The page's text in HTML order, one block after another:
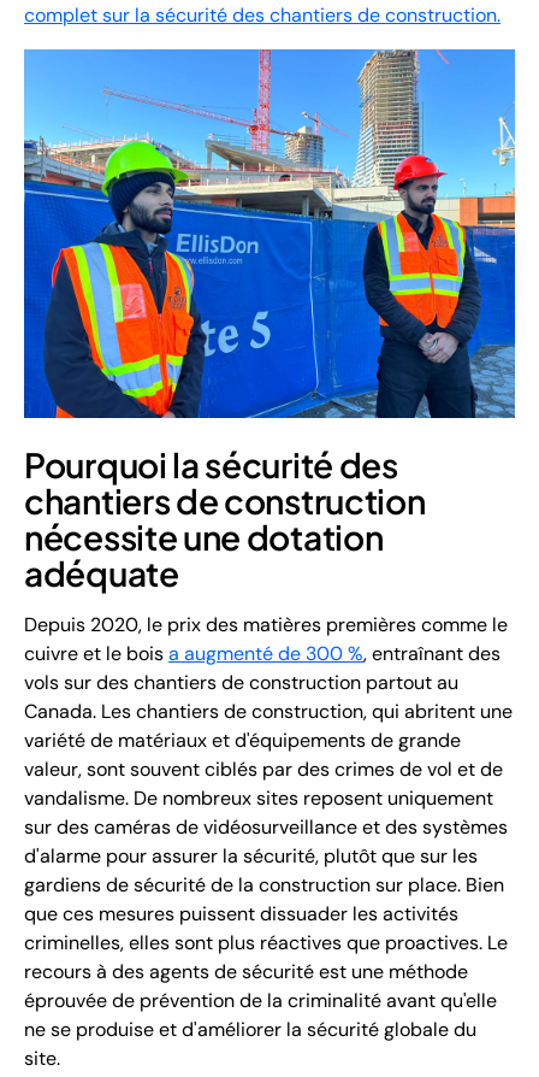
complet sur la sécurité des chantiers de construction.
Pourquoi la sécurité des
chantiers de construction
nécessite une dotation
adéquate
Depuis 2020, le prix des matières premières comme le
cuivre et le boisa augmenté de 300 %, entraînant des
vols sur des chantiers de construction partout au
Canada. Les chantiers de construction, qui abritent une
variété de matériaux et d'équipements de grande
valeur, sont souvent ciblés par des crimes de vol et de
vandalisme. De nombreux sites reposent uniquement
sur des caméras de vidéosurveillance et des systèmes
d'alarme pour assurer la sécurité, plutôt que sur les
gardiens de sécurité de la construction sur place. Bien
que ces mesures puissent dissuader les activités
criminelles, elles sont plus réactives que proactives. Le
recours à des agents de sécurité est une méthode
éprouvée de prévention de la criminalité avant qu'elle
ne se produise et d'améliorer la sécurité globale du
site.